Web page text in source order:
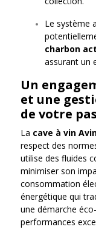
Le système
charbon
assurant un
Un
et une
de votre
La cave à vin
respect des
utilise des fluides
minimiser son
consommation
énergétique qui
une démarche
performances